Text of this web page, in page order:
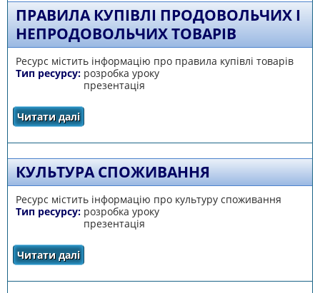
ПРАВИЛА КУПІВЛІ ПРОДОВОЛЬЧИХ І
НЕПРОДОВОЛЬЧИХ ТОВАРІВ
Ресурс містить інформацію про правила купівлі товарів
Тип ресурсу: розробка уроку
презентація
Читати далі
КУЛЬТУРА СПОЖИВАННЯ
Ресурс містить інформацію про культуру споживання
Тип ресурсу: розробка уроку
презентація
Читати даліпро Культура споживання